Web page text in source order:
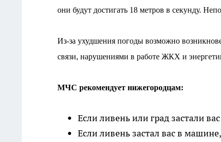
они будут достигать 18 метров в секунду.
Из-за ухудшения погоды возможно
связи, нарушениями в работе ЖКХ и
МЧС рекомендует нижегородцам:
Если ливень или град застали
Если ливень застал вас в